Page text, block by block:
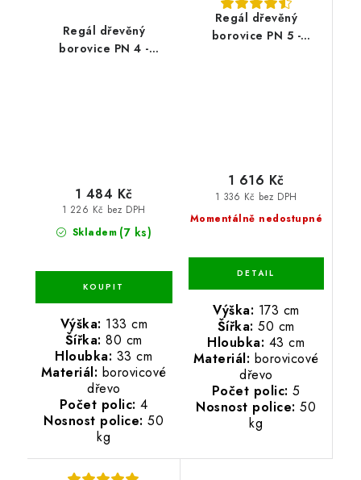
Regál dřevěný
borovice PN 4 -
Skladem (7 ks)
1 226 Kč bez DPH
1 484 Kč
Výška: 133 cm
Šířka:80 cm
Hloubka: 33 cm
Materiál: borovicové
dřevo
Počet polic: 4
Nosnost police: 50
kg
Regál dřevěný
borovice PN 5 -
Momentálně nedostupné
1 336 Kč bez DPH
1 616 Kč
Výška: 173 cm
Šířka:50 cm
Hloubka: 43 cm
Materiál: borovicové
dřevo
Počet polic: 5
Nosnost police: 50
kg